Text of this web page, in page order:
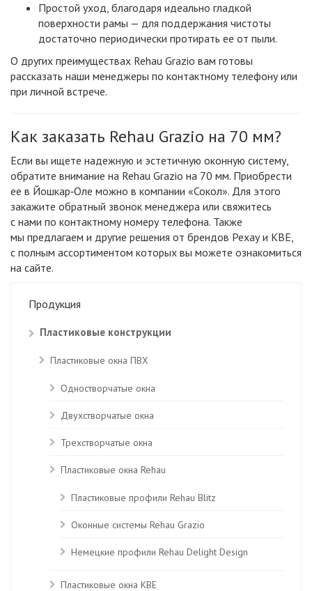
Простой уход, благодаря идеально гладкой
поверхности рамы — для поддержания чистоты
достаточно периодически протирать ее от пыли.
О других преимуществах Rehau Grazio вам готовы
рассказать наши менеджеры по контактному телефону или
при личной встрече.
Как заказать Rehau Grazio на 70 мм?
Если вы ищете надежную и эстетичную оконную систему,
обратите внимание на Rehau Grazio на 70 мм. Приобрести
ее в Йошкар‑Оле можно в компании «Сокол». Для этого
закажите обратный звонок менеджера или свяжитесь
с нами по контактному номеру телефона. Также
мы предлагаем и другие решения от брендов Рехау и KBE,
с полным ассортиментом которых вы можете ознакомиться
на сайте.
Продукция
Пластиковые конструкции
Пластиковые окна ПВХ
Одностворчатые окна
Двухстворчатые окна
Трехстворчатые окна
Пластиковые окна Rehau
Пластиковые профили Rehau Blitz
Оконные системы Rehau Grazio
Немецкие профили Rehau Delight Design
Пластиковые окна KBE